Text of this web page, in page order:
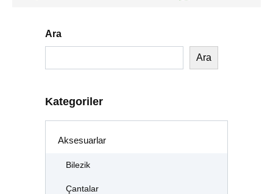
Ara
Ara
Kategoriler
Aksesuarlar
Bilezik
Çantalar